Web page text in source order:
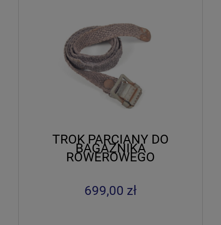
TROK PARCIANY DO
BAGAŻNIKA
ROWEROWEGO
TRUPPENFAHRRAD
699,00 zł